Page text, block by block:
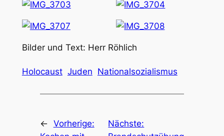
Bilder und Text: Herr Röhlich
Holocaust Juden Nationalsozialismus
← Vorherige:
Nächste: